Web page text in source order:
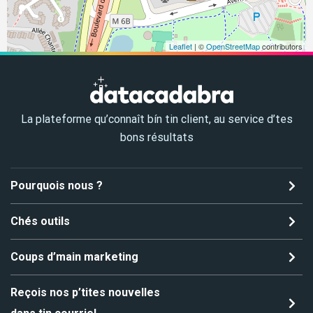
Leaflet | ©OpenStreetMapcontributors
La plateforme qu’connaît bín tin client, au service d’tes
bons résultats
Pourquois nous ?
Chés outils
Coups d’main marketing
Reçois nos p’tites nouvelles